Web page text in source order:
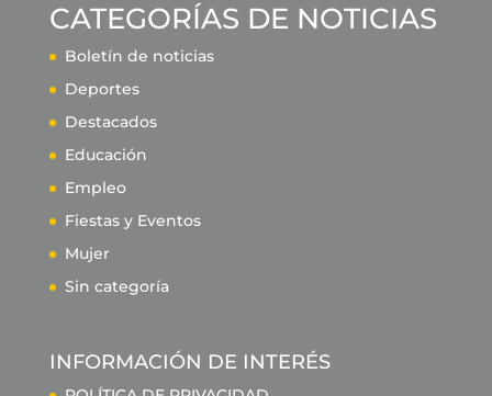
CATEGORÍAS DE NOTICIAS
Boletín de noticias
Deportes
Destacados
Educación
Empleo
Fiestas y Eventos
Mujer
Sin categoría
INFORMACIÓN DE INTERÉS